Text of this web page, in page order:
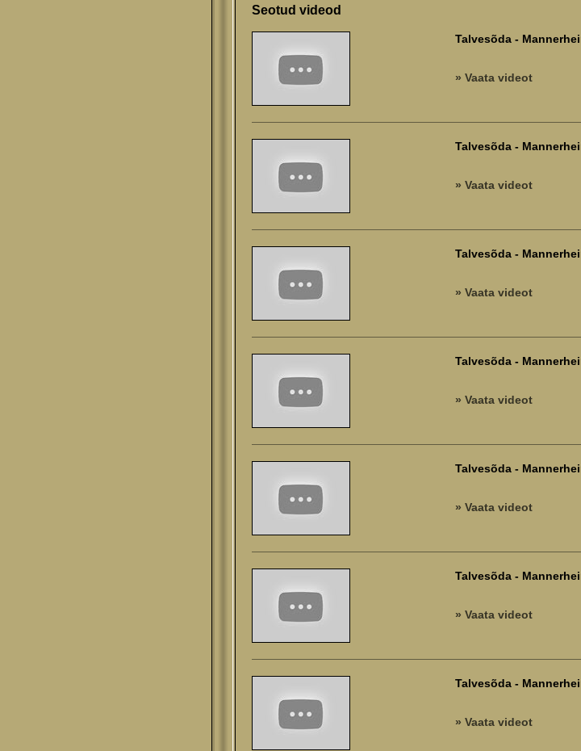
Seotud videod
Talvesõda -
» Vaata videot
Talvesõda -
» Vaata videot
Talvesõda -
» Vaata videot
Talvesõda -
» Vaata videot
Talvesõda -
» Vaata videot
Talvesõda -
» Vaata videot
Talvesõda -
» Vaata videot